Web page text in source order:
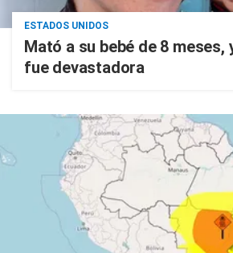
ESTADOS UNIDOS
Mató a su bebé de 8 meses,
fue devastadora